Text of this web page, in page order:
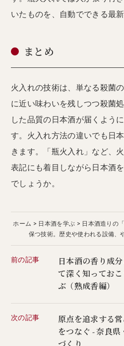
いたものを、自動でできる最
まとめ
火入れの技術は、単なる殺菌
に近い味わいを残しつつ殺菌
した品質の日本酒が届くよう
す。火入れ方法の違いでも日
きます。「瓶火入れ」など、
表記にも着目しながら日本酒
でしょうか。
ホーム 日本酒を学ぶ
日本酒造りの
保つ技術。歴史や使われる設備、
前の記事
日本酒の香り成
て深く知ってお
ぶ（熟成香編）
次の記事
原点を追求する
をつなぐ - 奈良